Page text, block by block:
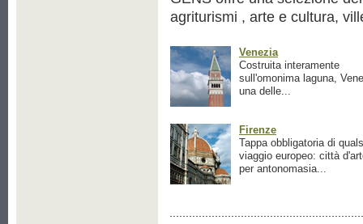
agriturismi , arte e cultura,
Venezia
Costruita interamente
sull'omonima laguna,
una delle...
Firenze
Tappa obbligatoria di
viaggio europeo: città
per antonomasia...